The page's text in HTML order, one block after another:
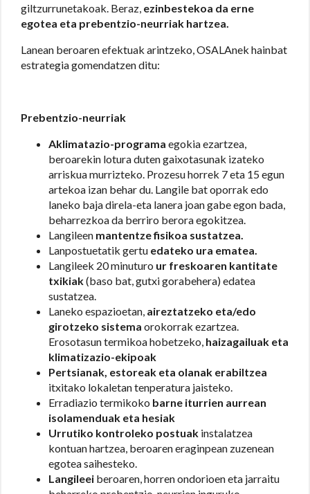
giltzurrunetakoak. Beraz, ezinbestekoa da erne
egotea eta prebentzio-neurriak hartzea.
Lanean beroaren efektuak arintzeko, OSALAnek hainbat
estrategia gomendatzen ditu:
Prebentzio-neurriak
Aklimatazio-programa egokia ezartzea,
beroarekin lotura duten gaixotasunak izateko
arriskua murrizteko. Prozesu horrek 7 eta 15 egun
artekoa izan behar du. Langile bat oporrak edo
laneko baja direla-eta lanera joan gabe egon bada,
beharrezkoa da berriro berora egokitzea.
Langileen mantentze fisikoa sustatzea.
Lanpostuetatik gertu edateko ura ematea.
Langileek 20 minuturo ur freskoaren kantitate
txikiak(baso bat, gutxi gorabehera) edatea
sustatzea.
Laneko espazioetan, aireztatzeko eta/edo
girotzeko sistema orokorrak ezartzea.
Erosotasun termikoa hobetzeko, haizagailuak eta
klimatizazio-ekipoak
Pertsianak, estoreak eta olanak erabiltzea
itxitako lokaletan tenperatura jaisteko.
Erradiazio termikoko barne iturrien aurrean
isolamenduak eta hesiak
Urrutiko kontroleko postuak instalatzea
kontuan hartzea, beroaren eraginpean zuzenean
egotea saihesteko.
Langileei beroaren, horren ondorioen eta jarraitu